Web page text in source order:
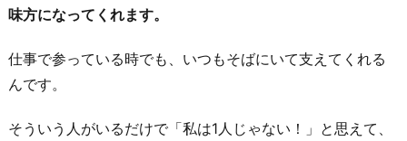
シ
ョ
能
味方になってくれます。
仕事で参っている時でも、いつもそばにいて支えてくれる
んです。
そういう人がいるだけで「私は1人じゃない！」と思えて、